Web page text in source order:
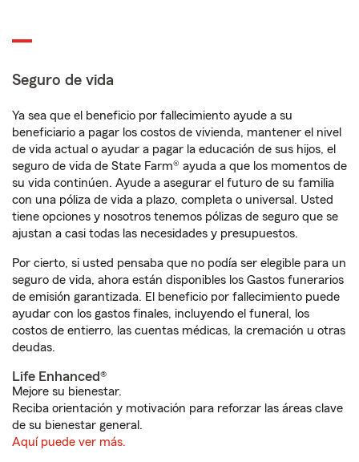
Seguro de vida
Ya sea que el beneficio por fallecimiento ayude a su
beneficiario a pagar los costos de vivienda, mantener el nivel
de vida actual o ayudar a pagar la educación de sus hijos, el
seguro de vida de State Farm® ayuda a que los momentos de
su vida continúen. Ayude a asegurar el futuro de su familia
con una póliza de vida a plazo, completa o universal. Usted
tiene opciones y nosotros tenemos pólizas de seguro que se
ajustan a casi todas las necesidades y presupuestos.
Por cierto, si usted pensaba que no podía ser elegible para un
seguro de vida, ahora están disponibles los Gastos funerarios
de emisión garantizada. El beneficio por fallecimiento puede
ayudar con los gastos finales, incluyendo el funeral, los
costos de entierro, las cuentas médicas, la cremación u otras
deudas.
Life Enhanced®
Mejore su bienestar.
Reciba orientación y motivación para reforzar las áreas clave
de su bienestar general.
Aquí puede ver más.